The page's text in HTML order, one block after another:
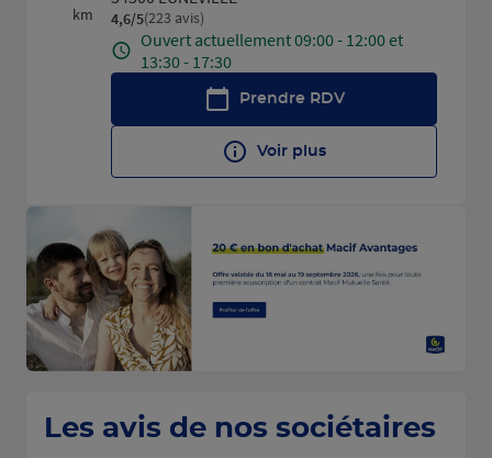
km
4,6/5Note de 4.6 sur 5
(223 avis)
Ouvert actuellement 09:00 - 12:00 et
13:30 - 17:30
Prendre RDV
Voir plus
Les avis de nos sociétaires